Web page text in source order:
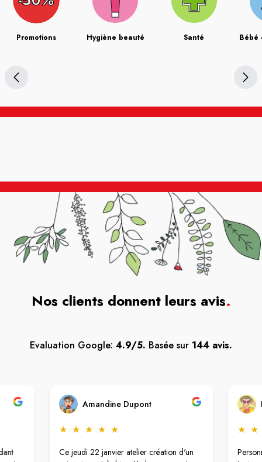
Promotions Hygiène beauté Santé Bébé
Nos clients donnent leurs avis.
Evaluation Google: 4.9/5. Basée sur 144 avis.
Amandine Dupont
★ ★ ★ ★ ★
Ce jeudi 22 janvier atelier création d'un
★ ★